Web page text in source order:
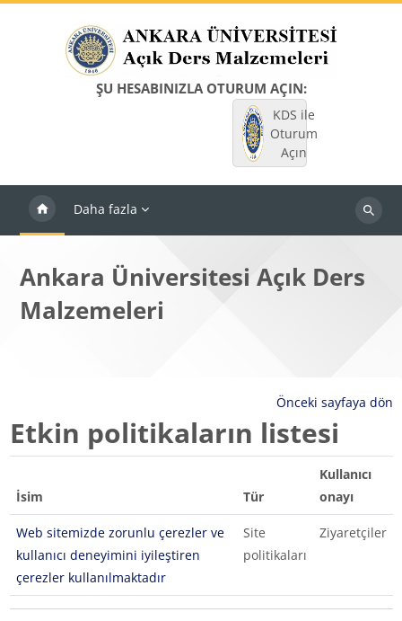
ŞU HESABINIZLA OTURUM AÇIN:
KDS ile
Oturum
Açın
Daha fazla
Dersleri
Ankara Üniversitesi Açık Ders
Malzemeleri
Önceki sayfaya dön
Etkin politikaların listesi
İsim Tür
Kullanıcı
onayı
Web sitemizde zorunlu çerezler ve
kullanıcı deneyimini iyileştiren
çerezler kullanılmaktadır
Site
politikaları
Ziyaretçiler